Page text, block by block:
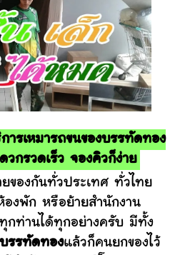
ารเหมารถขนของบรรทัดทอง
วกรวดเร็ว จองคิวก็ง่าย
กันทั่วประเทศ ทั่วไทย
องพัก หรือย้ายสำนักงาน
กท่านได้ทุกอย่างครับ มีทั้ง
บรรทัดทองแล้วก็คนยกของไว้